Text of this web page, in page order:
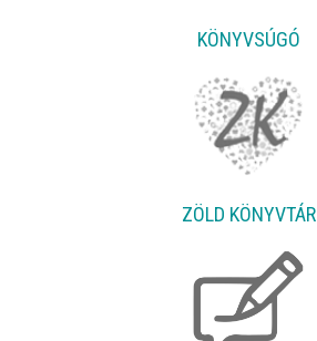
KÖNYVSÚGÓ
ZÖLD KÖNYVTÁR